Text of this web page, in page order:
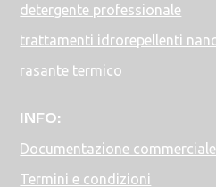
detergente professionale
trattamenti idrorepellenti
rasante termico
INFO:
Documentazione commerciale
Termini e condizioni